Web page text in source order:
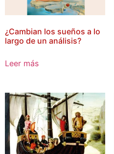
¿Cambian los sueños a lo
largo de un análisis?
Leer más